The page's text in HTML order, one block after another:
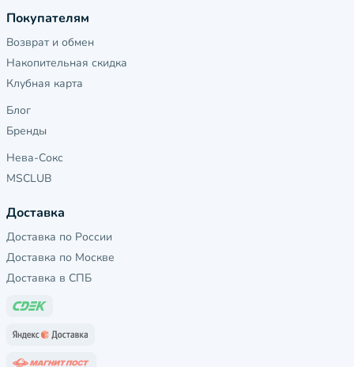
Покупателям
Возврат и обмен
Накопительная скидка
Клубная карта
Блог
Бренды
Нева-Сокс
MSCLUB
Доставка
Доставка по России
Доставка по Москве
Доставка в СПБ